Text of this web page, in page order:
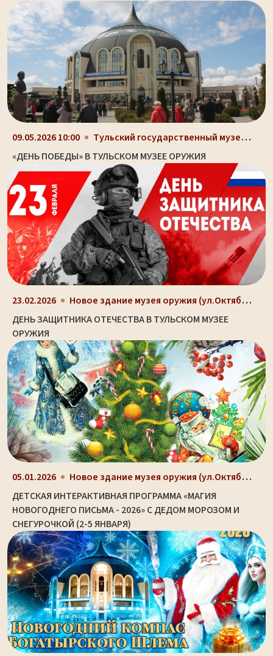
09.05.2026 10:00 Тульский государственный музей оружия, здание-шлем...
«ДЕНЬ ПОБЕДЫ» В ТУЛЬСКОМ МУЗЕЕ ОРУЖИЯ
23.02.2026 Новое здание музея оружия (ул.Октябрьская, д. 2)
ДЕНЬ ЗАЩИТНИКА ОТЕЧЕСТВА В ТУЛЬСКОМ МУЗЕЕ
ОРУЖИЯ
05.01.2026 Новое здание музея оружия (ул.Октябрьская, д. 2)
ДЕТСКАЯ ИНТЕРАКТИВНАЯ ПРОГРАММА «МАГИЯ
НОВОГОДНЕГО ПИСЬМА - 2026» С ДЕДОМ МОРОЗОМ И
СНЕГУРОЧКОЙ (2-5 ЯНВАРЯ)